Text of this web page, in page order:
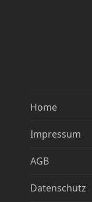
Home
Impressum
AGB
Datenschutz